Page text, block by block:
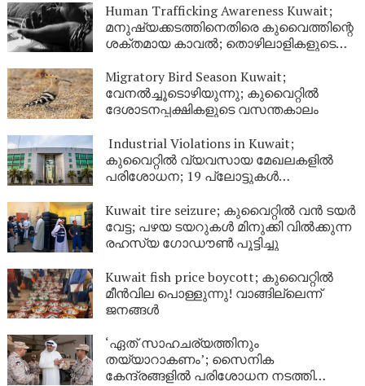
Human Trafficking Awareness Kuwait;
മനുഷ്യക്കടത്തിനെതിരെ കുവൈത്തിന്റെ
ശക്തമായ കാവൽ; തൊഴിലാളികളുടെ
Migratory Bird Season Kuwait;
വേനൽച്ചൂടൊഴിയുന്നു; കുവൈറ്റിൽ
ദേശാടനപ്പക്ഷികളുടെ വസന്തകാലം
Industrial Violations in Kuwait;
കുവൈറ്റിൽ വ്യവസായ മേഖലകളിൽ
പരിശോധന; 19 പ്ലോട്ടുകൾ
Kuwait tire seizure; കുവൈറ്റിൽ വൻ ടയർ
വേട്ട; പഴയ ടയറുകൾ മിനുക്കി വിൽക്കുന്ന
രഹസ്യ ഗോഡൗൺ പൂട്ടിച്ചു
Kuwait fish price boycott; കുവൈറ്റിൽ
മീൻവില പൊള്ളുന്നു! വാങ്ങില്ലെന്ന്
ജനങ്ങൾ
‘ഏത് സാഹചര്യത്തിനും
തയ്യാറാകണം’; സൈനിക
കേന്ദ്രങ്ങളിൽ പരിശോധന നടത്തി